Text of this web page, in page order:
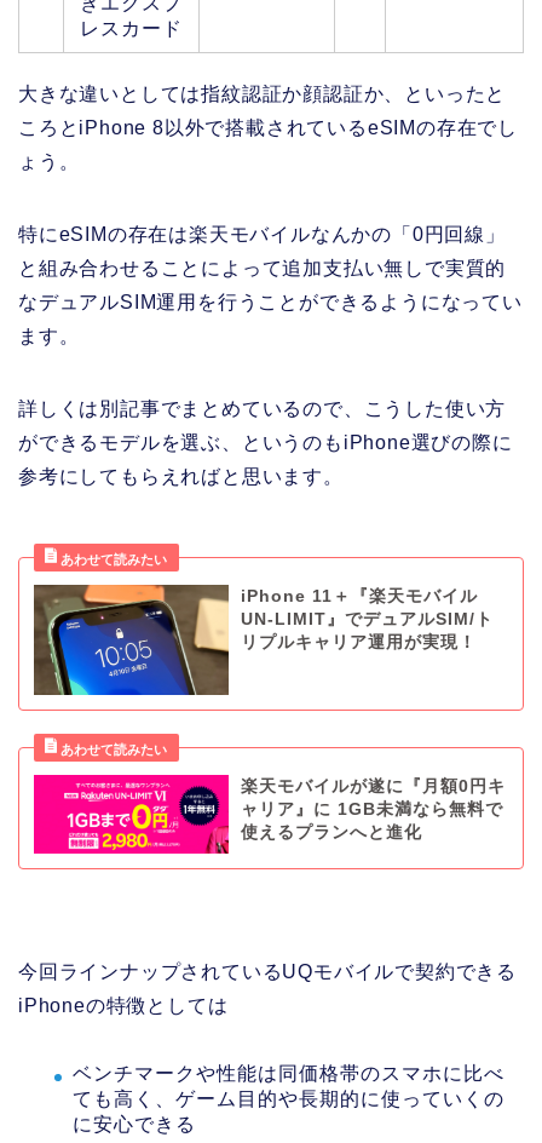
レスカード
大きな違いとしては指紋認証か顔認証か、といったと
ころとiPhone 8以外で搭載されているeSIMの存在でし
ょう。
特にeSIMの存在は楽天モバイルなんかの「0円回線」
と組み合わせることによって追加支払い無しで実質的
なデュアルSIM運用を行うことができるようになってい
ます。
詳しくは別記事でまとめているので、こうした使い方
ができるモデルを選ぶ、というのもiPhone選びの際に
参考にしてもらえればと思います。
iPhone 11＋『楽天モバイル
UN-LIMIT』でデュアルSIM/ト
リプルキャリア運用が実現！
楽天モバイルが遂に『月額0円キ
ャリア』に 1GB未満なら無料で
使えるプランへと進化
今回ラインナップされているUQモバイルで契約できる
iPhoneの特徴としては
ベンチマークや性能は同価格帯のスマホに比べ
ても高く、ゲーム目的や長期的に使っていくの
に安心できる